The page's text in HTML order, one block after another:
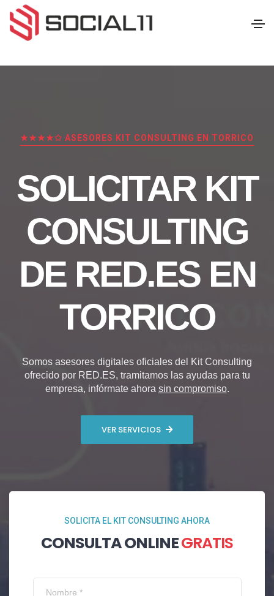
★★★★✩ ASESORES KIT CONSULTING EN TORRICO
SOLICITAR KIT
CONSULTING
DE RED.ES EN
TORRICO
Somos asesores digitales oficiales del Kit Consulting
ofrecido por RED.ES, tramitamos las ayudas para tu
empresa, infórmate ahora sin compromiso.
VER SERVICIOS
SOLICITA EL KIT CONSULTING AHORA
CONSULTA ONLINEGRATIS